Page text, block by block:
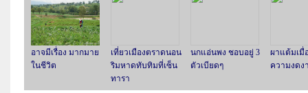
อาจมีเรื่อง มากมาย
ในชีวิต
เที่ยวเมืองตราดนอน
ริมหาดทับทิมที่เซ็น
ทารา
นกแอ่นพง ชอบอยู่ 3
ตัวเบียดๆ
ผาแต้มเมื่
ความงดง